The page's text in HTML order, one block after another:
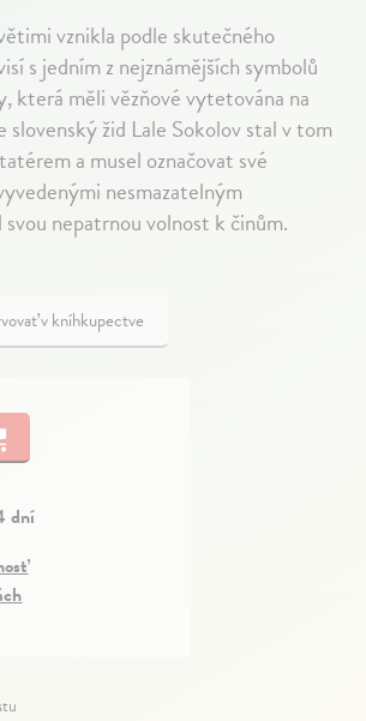
vznikla podle skutečného
s jedním z nejznámějších symbolů
která měli vězňové vytetována na
slovenský žid Lale Sokolov stal v tom
a musel označovat své
nesmazatelným
nepatrnou volnost k činům.
v kníhkupectve
dní